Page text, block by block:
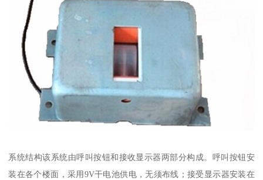
系统结构该系统由呼叫按钮和接收显示器两部分构成。呼叫按钮安
装在各个楼面，采用9V干电池供电，无须布线；接受显示器安装在